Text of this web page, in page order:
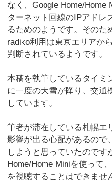
なく、Google Home/Home
ターネット回線のIPアドレ
るためのようです。そのた
radiko利用は東京エリアか
判断されているようです。
本稿を執筆しているタイミ
に一度の大雪が降り、交通
しています。
筆者が滞在している札幌エ
影響が出る心配があるので
しようと思っていたのです
Home/Home Miniを使って
を視聴することはできませ